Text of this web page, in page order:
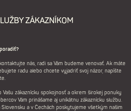
ZÁKAZNÍKOM
nás, radi sa Vám budeme venovať. Ak máte
radu alebo chcete vyjadriť svoj názor, napíšte
Vašu zákaznícku spokojnosť a okrem širokej ponuky
Vám prinášame aj unikátnu zákaznícku službu.
Slovensku a v Čechách poskytujeme všetkým našim